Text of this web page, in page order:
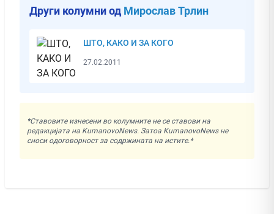
Други колумни од Мирослав Трлин
ШТО, КАКО И ЗА КОГО
27.02.2011
*Ставовите изнесени во колумните не се ставови на
редакцијата на KumanovoNews. Затоа KumanovoNews не
сноси одоговорност за содржината на истите.*